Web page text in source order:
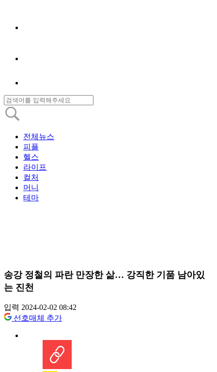
전체뉴스
피플
헬스
라이프
컬처
머니
테마
송강 정철의 파란 만장한 삶… 강직한 기품 남아있
는 진천
입력 2024-02-02 08:42
선호매체 추가